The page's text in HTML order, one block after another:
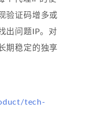
验证码增多或
出问题IP。对
期稳定的独享
tech-